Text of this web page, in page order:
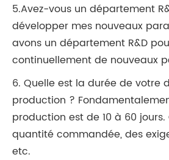
5.Avez-vous un département
développer mes nouveaux
avons un département R&D
continuellement de nouveaux
6. Quelle est la durée de votre
production ?
production est de 10 à 60
quantité commandée, des
etc.